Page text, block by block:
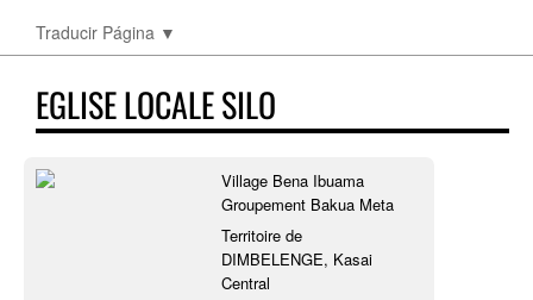
Traducir Página ▼
EGLISE LOCALE SILO
Village Bena Ibuama
Groupement Bakua Meta
Territoire de
DIMBELENGE, Kasai
Central